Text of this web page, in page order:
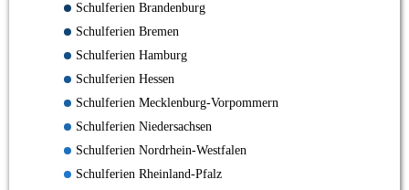
Schulferien Brandenburg
Schulferien Bremen
Schulferien Hamburg
Schulferien Hessen
Schulferien Mecklenburg-Vorpommern
Schulferien Niedersachsen
Schulferien Nordrhein-Westfalen
Schulferien Rheinland-Pfalz